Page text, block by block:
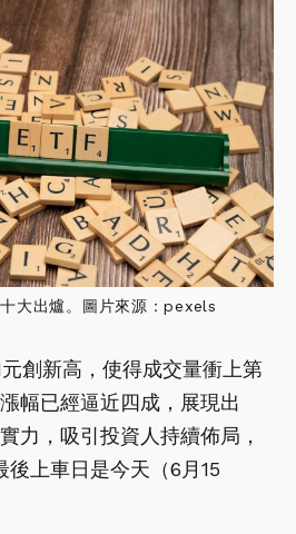
大出爐。圖片來源：pexels
創新高，使得成交量衝上第
幅已經逼近四成，展現出
力，吸引投資人持續佈局，
後上車日是今天（6月15